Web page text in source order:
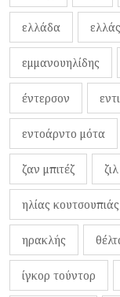
ελλάδα
εμμανουηλίδης
έντερσον
εντοάρντο μότα
ζαν μπιτέζ
ηλίας κουτσουπιάς
ηρακλής
ίγκορ τούντορ